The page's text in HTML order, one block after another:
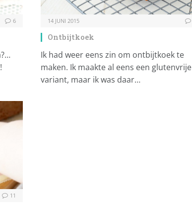
6 14 JUNI 2015
Ontbijtkoek
Ik had weer eens zin om ontbijtkoek te
maken. Ik maakte al eens een glutenvrije
variant, maar ik was daar…
11